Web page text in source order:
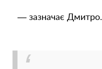
— зазначає Дмитро.